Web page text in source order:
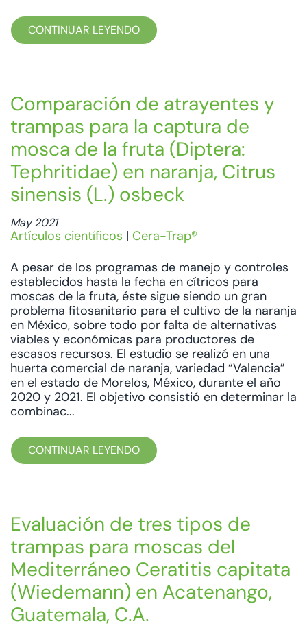
CONTINUAR LEYENDO
Comparación de atrayentes y
trampas para la captura de
mosca de la fruta (Diptera:
Tephritidae) en naranja, Citrus
sinensis (L.) osbeck
May 2021
Artículos científicos | Cera-Trap®
A pesar de los programas de manejo y controles
establecidos hasta la fecha en cítricos para
moscas de la fruta, éste sigue siendo un gran
problema fitosanitario para el cultivo de la naranja
en México, sobre todo por falta de alternativas
viables y económicas para productores de
escasos recursos. El estudio se realizó en una
huerta comercial de naranja, variedad “Valencia”
en el estado de Morelos, México, durante el año
2020 y 2021. El objetivo consistió en determinar la
combinac...
CONTINUAR LEYENDO
Evaluación de tres tipos de
trampas para moscas del
Mediterráneo Ceratitis capitata
(Wiedemann) en Acatenango,
Guatemala, C.A.